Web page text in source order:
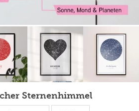
Sternenhimmel